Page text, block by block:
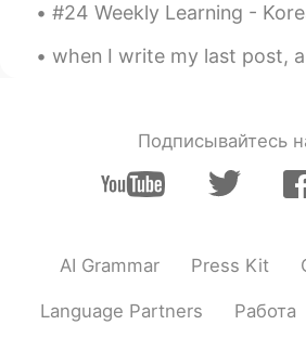
#24 Weekly Learning - Korean 📝 Hello HT friends 😄, Welcome to
when I write my last post, a lot of people ask me why I can't
Подписывайтесь
AI Grammar Press Kit
Language Partners Работа